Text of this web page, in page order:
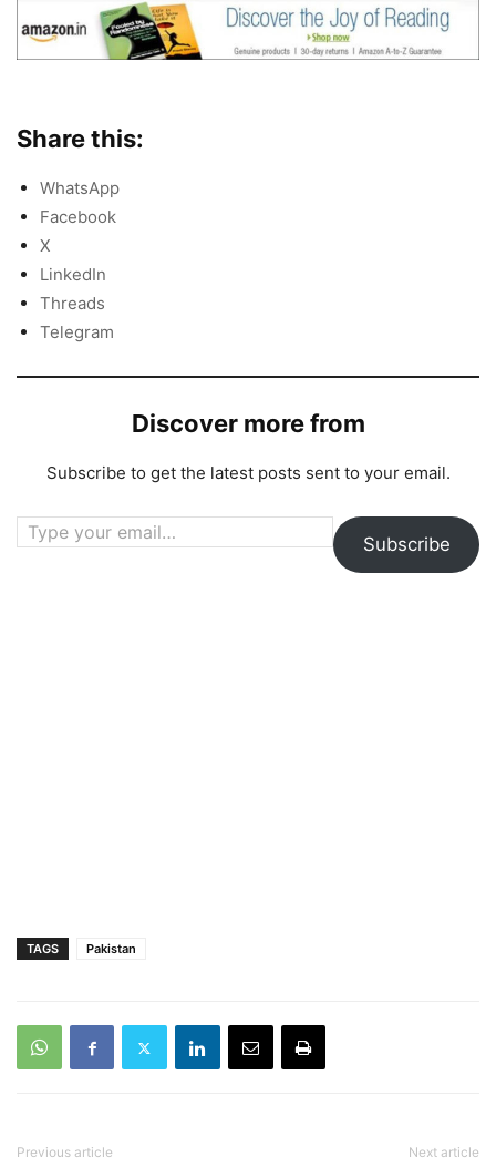
Share this:
WhatsApp
Facebook
X
LinkedIn
Threads
Telegram
Discover more from
Subscribe to get the latest posts sent to your email.
Type your email…
Subscribe
TAGS Pakistan
Previous article Next article